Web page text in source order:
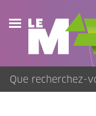
Actualités
Agenda